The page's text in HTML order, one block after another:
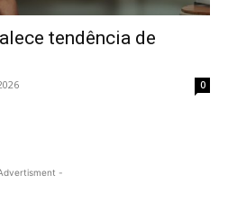
tendência de
0
-